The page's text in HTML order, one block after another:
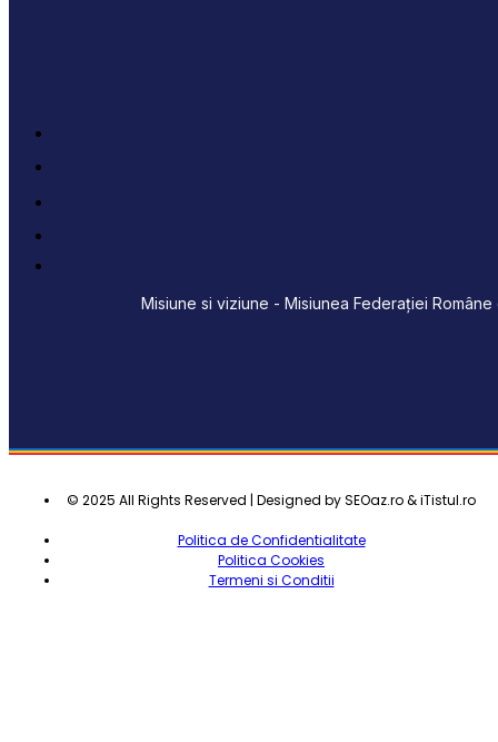
Misiune si viziune - Misiunea Federației
© 2025 All Rights Reserved | Designed by SEOaz.ro & iTistul.ro
Politica de Confidentialitate
Politica Cookies
Termeni si Conditii